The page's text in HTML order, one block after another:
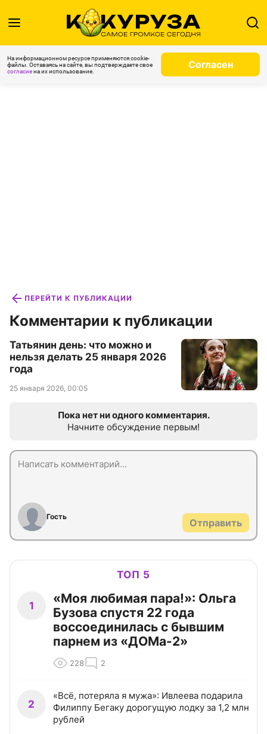
На информационном ресурсе применяются cookie-
файлы. Оставаясь на сайте, вы подтверждаете свое
согласиена их использование.
Согласен
ПЕРЕЙТИ К ПУБЛИКАЦИИ
Комментарии к публикации
Татьянин день: что можно и
нельзя делать 25 января 2026
года
25 января 2026, 00:05
Пока нет ни одного комментария.
Начните обсуждение первым!
Гость
Отправить
ТОП 5
1
«Моя любимая пара!»: Ольга
Бузова спустя 22 года
воссоединилась с бывшим
парнем из «ДОМа-2»
228 2
2
«Всё, потеряла я мужа»: Ивлеева подарила
Филиппу Бегаку дорогущую лодку за 1,2 млн
рублей